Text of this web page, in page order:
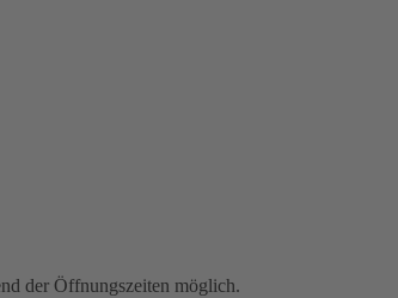
der Öffnungszeiten möglich.